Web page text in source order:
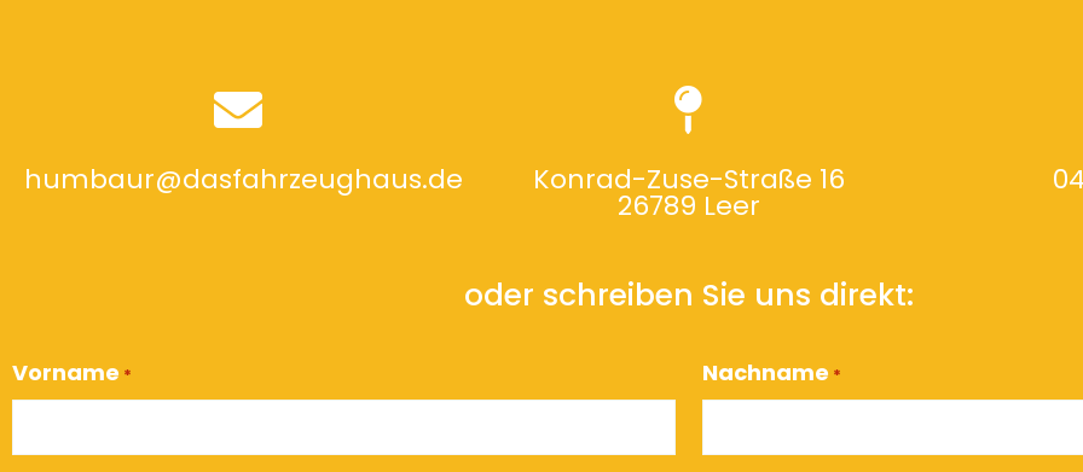
humbaur@dasfahrzeughaus.de Konrad-Zuse-Straße 16
26789 Leer
oder schreiben Sie uns direkt:
Vorname * Nachname *